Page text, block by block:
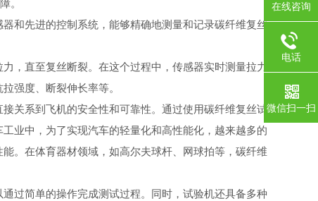
。
和先进的控制系统，能够精确地测量和记录碳纤维复丝
直至复丝断裂。在这个过程中，传感器实时测量拉力
强度、断裂伸长率等。
关系到飞机的安全性和可靠性。通过使用碳纤维复丝试
业中，为了实现汽车的轻量化和高性能化，越来越多的
。在体育器材领域，如高尔夫球杆、网球拍等，碳纤维
过简单的操作完成测试过程。同时，试验机还具备多种
在线咨询
电话
微信扫一扫